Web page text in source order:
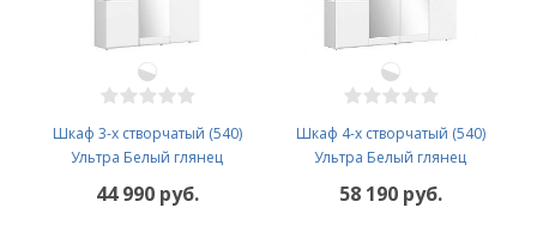
Шкаф 3-х створчатый (540)
Ультра Белый глянец
44 990 руб.
Шкаф 4-х створчатый (540)
Ультра Белый глянец
58 190 руб.